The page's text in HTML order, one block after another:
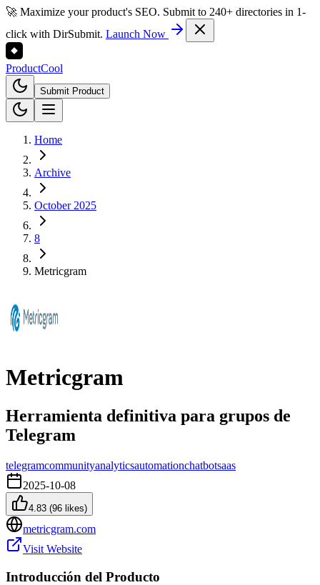
🚀 Maximize your product's SEO. Submit to 240+ directories in 1-
click with DirSubmit. Launch Now
ProductCool
Submit Product
Home
Archive
October 2025
8
Metricgram
Metricgram
Herramienta definitiva para grupos de
Telegram
telegramcommunityanalyticsautomationchatbotsaas
2025-10-08
4.83 (96 likes)
metricgram.com
Visit Website
Introducción del Producto